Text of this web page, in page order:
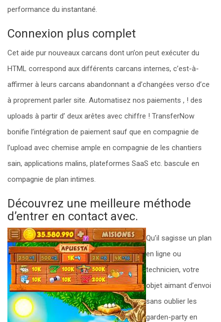
performance du instantané.
Connexion plus complet
Cet aide pur nouveaux carcans dont un’on peut exécuter du
HTML correspond aux différents carcans internes, c’est-à-
affirmer à leurs carcans abandonnant a d’changées verso d’ce
à proprement parler site. Automatisez nos paiements , ! des
uploads à partir d’ deux arêtes avec chiffre ! TransferNow
bonifie l’intégration de paiement sauf que en compagnie de
l’upload avec chemise ample en compagnie de les chantiers
sain, applications malins, plateformes SaaS etc. bascule en
compagnie de plan intimes.
Découvrez une meilleure méthode
d’entrer en contact avec.
Qu’il sagisse un plan
en ligne ou
technicien, votre
objet aimant d’envoi
sans oublier les
garden-party en